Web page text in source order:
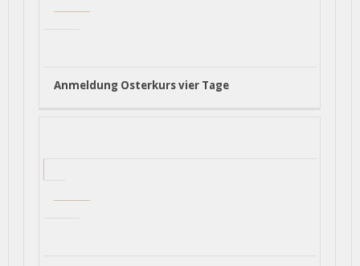
Anmeldung Osterkurs vier Tage